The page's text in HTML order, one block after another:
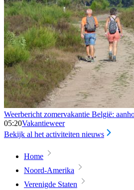
Weerbericht zomervakantie België:
05:20Vakantieweer
Bekijk al het activiteiten nieuws
Home
Noord-Amerika
Verenigde Staten